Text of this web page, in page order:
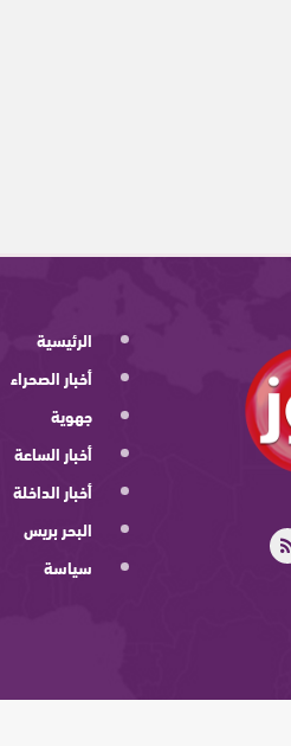
الرئيسية
أخبار الصحراء
جهوية
أخبار الساعة
أخبار الداخلة
البحر بريس
سياسة